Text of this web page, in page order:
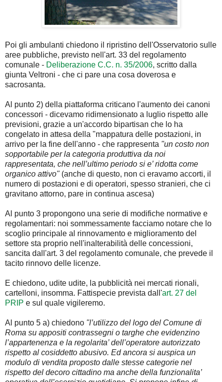
Poi gli ambulanti chiedono il ripristino dell'Osservatorio sulle
aree pubbliche, previsto nell'art. 33 del regolamento
comunale - Deliberazione C.C. n. 35/2006, scritto dalla
giunta Veltroni - che ci pare una cosa doverosa e
sacrosanta.
Al punto 2) della piattaforma criticano l'aumento dei canoni
concessori - dicevamo ridimensionato a luglio rispetto alle
previsioni, grazie a un'accordo bipartisan che lo ha
congelato in attesa della "mappatura delle postazioni, in
arrivo per la fine dell'anno - che rappresenta "un costo non
sopportabile per la categoria produttiva da noi
rappresentata, che nell’ultimo periodo si e’ ridotta come
organico attivo" (anche di questo, non ci eravamo accorti, il
numero di postazioni e di operatori, spesso stranieri, che ci
gravitano attorno, pare in continua ascesa)
Al punto 3 propongono una serie di modifiche normative e
regolamentari: noi sommessamente facciamo notare che lo
scoglio principale al rinnovamento e miglioramento del
settore sta proprio nell'inalterabilità delle concessioni,
sancita dall'art. 3 del regolamento comunale, che prevede il
tacito rinnovo delle licenze.
E chiedono, udite udite, la pubblicità nei mercati rionali,
cartelloni, insomma. Fattispecie prevista dall'art. 27 del
PRIP e sul quale vigileremo.
Al punto 5 a) chiedono "l’utilizzo del logo del Comune di
Roma su appositi contrassegni o targhe che evidenzino
l’appartenenza e la regolarita’ dell’operatore autorizzato
rispetto al cosiddetto abusivo. Ed ancora si auspica un
modulo di vendita proposto dalle stesse categorie nel
rispetto del decoro cittadino ma anche della funzionalita’